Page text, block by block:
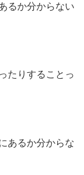
るか分からない
たりすることっ
あるか分からな